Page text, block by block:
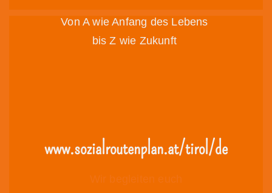
Von A wie Anfang des Lebens
bis Z wie Zukunft
www.sozialroutenplan.at/tirol/de